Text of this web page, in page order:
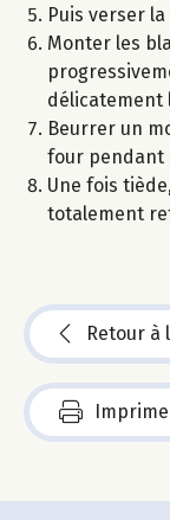
Puis verser
Monter les
délicatement
Beurrer un
four pendant
Une fois
totalement
Retour à